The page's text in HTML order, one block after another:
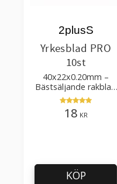
Yrkesblad PRO
10st
40x22x0.20mm –
Bästsäljande rakblad
för att skära tapet, tyg,
filt, hobby bruk
2plusS
18 KR
KÖP